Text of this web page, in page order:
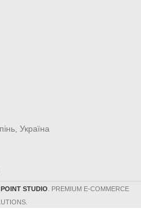
Україна
POINT STUDIO . PREMIUM E-COMMERCE